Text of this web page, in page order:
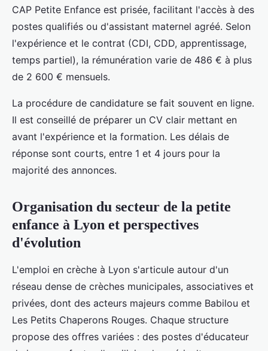
CAP Petite Enfance est prisée, facilitant l'accès à des
postes qualifiés ou d'assistant maternel agréé. Selon
l'expérience et le contrat (CDI, CDD, apprentissage,
temps partiel), la rémunération varie de 486 € à plus
de 2 600 € mensuels.
La procédure de candidature se fait souvent en ligne.
Il est conseillé de préparer un CV clair mettant en
avant l'expérience et la formation. Les délais de
réponse sont courts, entre 1 et 4 jours pour la
majorité des annonces.
Organisation du secteur de la petite
enfance à Lyon et perspectives
d'évolution
L'emploi en crèche à Lyon s'articule autour d'un
réseau dense de crèches municipales, associatives et
privées, dont des acteurs majeurs comme Babilou et
Les Petits Chaperons Rouges. Chaque structure
propose des offres variées : des postes d'éducateur